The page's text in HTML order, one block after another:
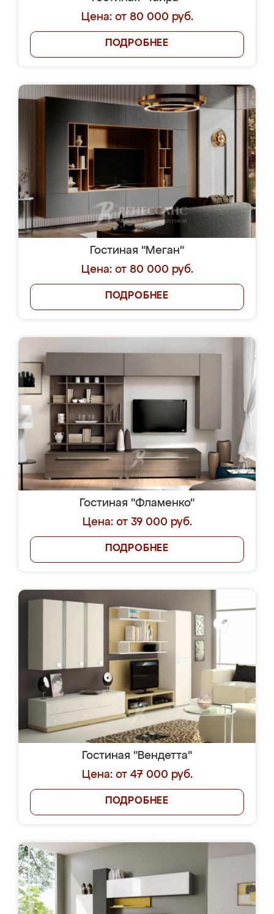
Цена: от 80 000 руб.
ПОДРОБНЕЕ
Гостиная "Меган"
Цена: от 80 000 руб.
ПОДРОБНЕЕ
Гостиная "Фламенко"
Цена: от 39 000 руб.
ПОДРОБНЕЕ
Гостиная "Вендетта"
Цена: от 47 000 руб.
ПОДРОБНЕЕ